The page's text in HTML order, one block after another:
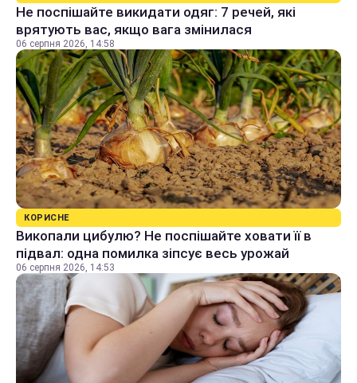
Не поспішайте викидати одяг: 7 речей, які
врятують вас, якщо вага змінилася
06 серпня 2026, 14:58
КОРИСНЕ
Викопали цибулю? Не поспішайте ховати її в
підвал: одна помилка зіпсує весь урожай
06 серпня 2026, 14:53